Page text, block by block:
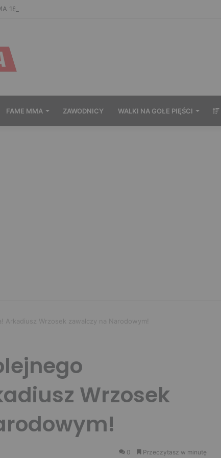
18: Oficjalne ważenie i ostatnie face to face [VIDEO]
FAME MMA ZAWODNICY WALKI NA GOŁE PIĘŚCI
Arkadiusz Wrzosek zawalczy na Narodowym!
Wrzosek
0 Przeczytasz w minutę